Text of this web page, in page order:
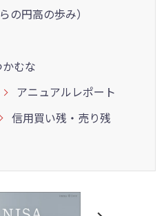
の円高の歩み）
むな
アニュアルレポート
信用買い残・売り残